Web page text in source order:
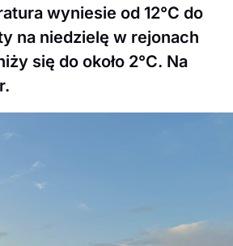
wyniesie od 12°C do
na niedzielę w rejonach
się do około 2°C. Na